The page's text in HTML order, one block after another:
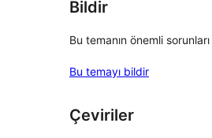
Bildir
Bu temanın önemli sorunları
Bu temayı bildir
Çeviriler